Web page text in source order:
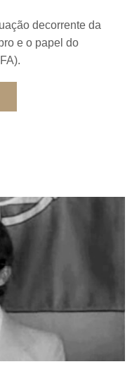
decorrente da
e o papel do